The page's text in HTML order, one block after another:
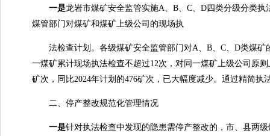
一是龙岩市煤矿安全监管实施A、B、C、D四类分级分类
煤管部门对煤矿和煤矿上级公司的现场执
法检查计划。各级煤矿安全监管部门对A、B、C、D类煤矿
一煤矿累计现场执法检查不超过12次，对同一煤矿上级公司原
矿次，同比2024年计划的476矿次，已大幅度减少。通过精简
二、停产整改规范化管理情况
一是针对执法检查中发现的隐患需停产整改的，市、县两